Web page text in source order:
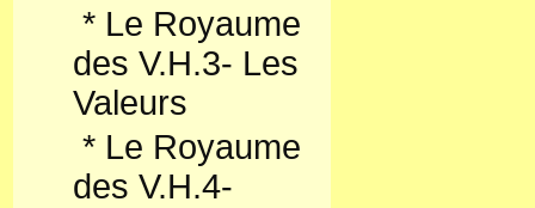
* Le Royaume
des V.H.3- Les
Valeurs
* Le Royaume
des V.H.4-